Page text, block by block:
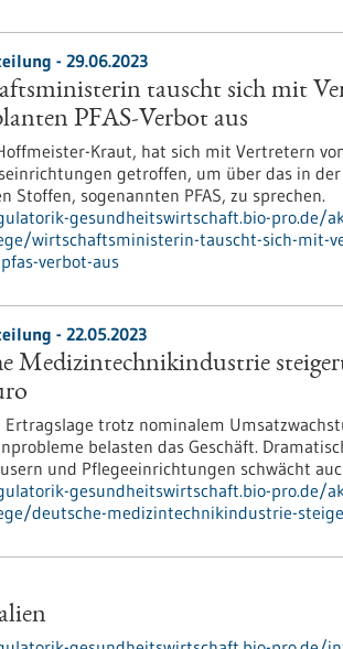
- 29.06.2023
tauscht sich mit
PFAS-Verbot aus
Kraut, hat sich mit Vertretern
getroffen, um über das in
Stoffen, sogenannten PFAS, zu sprechen.
gesundheitswirtschaft.bio-pro.de/
wirtschaftsministerin-tauscht-sich-mit-
verbot-aus
- 22.05.2023
Medizintechnikindustrie
Ertragslage trotz nominalem
belasten das Geschäft.
und Pflegeeinrichtungen schwächt
gesundheitswirtschaft.bio-pro.de/
deutsche-medizintechnikindustrie-